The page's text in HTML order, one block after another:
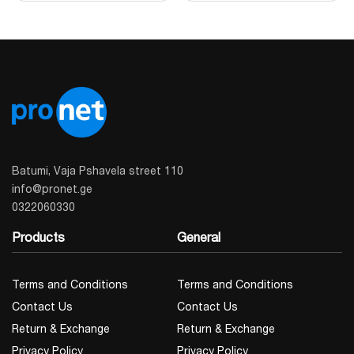
Batumi, Vaja Pshavela street 110
info@pronet.ge
0322060330
Products
Terms and Conditions
Contact Us
Return & Exchange
Privacy Policy
General
Terms and Conditions
Contact Us
Return & Exchange
Privacy Policy